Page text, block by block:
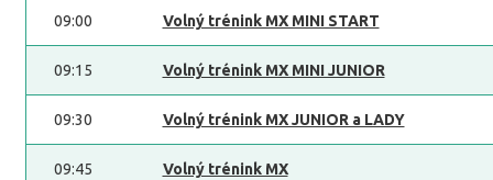
09:00 Volný trénink MX MINI START
09:15 Volný trénink MX MINI JUNIOR
09:30 Volný trénink MX JUNIOR a LADY
09:45 Volný trénink MX